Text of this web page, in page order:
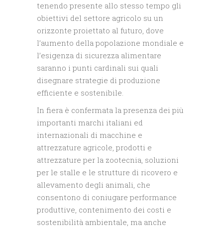
tenendo presente allo stesso tempo gli
obiettivi del settore agricolo su un
orizzonte proiettato al futuro, dove
l’aumento della popolazione mondiale e
l’esigenza di sicurezza alimentare
saranno i punti cardinali sui quali
disegnare strategie di produzione
efficiente e sostenibile.
In fiera è confermata la presenza dei più
importanti marchi italiani ed
internazionali di macchine e
attrezzature agricole, prodotti e
attrezzature per la zootecnia, soluzioni
per le stalle e le strutture di ricovero e
allevamento degli animali, che
consentono di coniugare performance
produttive, contenimento dei costi e
sostenibilità ambientale, ma anche